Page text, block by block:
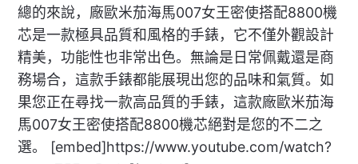
總的來說，廠歐米茄海馬007女王密使搭配8800機
芯是一款極具品質和風格的手錶，它不僅外觀設計
精美，功能性也非常出色。無論是日常佩戴還是商
務場合，這款手錶都能展現出您的品味和氣質。如
果您正在尋找一款高品質的手錶，這款廠歐米茄海
馬007女王密使搭配8800機芯絕對是您的不二之
選。 [embed]https://www.youtube.com/watch?